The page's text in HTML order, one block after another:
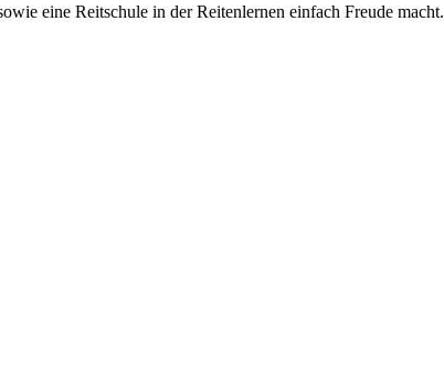
eine Reitschule in der Reitenlernen einfach Freude macht.